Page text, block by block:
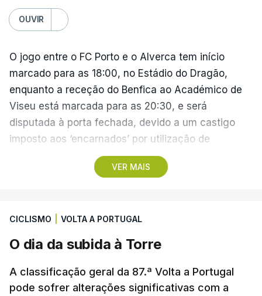
OUVIR
VER MAIS
O jogo entre o FC Porto e o Alverca tem início
marcado para as 18:00, no Estádio do Dragão,
enquanto a receção do Benfica ao Académico de
Viseu está marcada para as 20:30, e será
disputada à porta fechada, devido a um castigo
imposto aos ‘encarnados’ por utilização de
A jornada fica para já marcada pelo empate 2-2
Amadora, num jogo que os ‘leões estiveram a
vencer por 2-0, e pelo triunfo do regressado
CICLISMO VOLTA A PORTUGAL
O dia da subida à Torre
A classificação geral da 87.ª Volta a Portugal
pode sofrer alterações significativas com a